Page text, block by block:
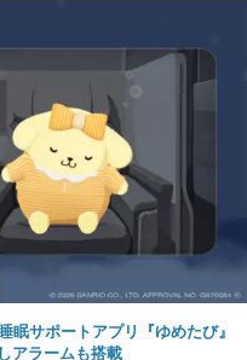
サポートアプリ『ゆめたび』
アラームも搭載